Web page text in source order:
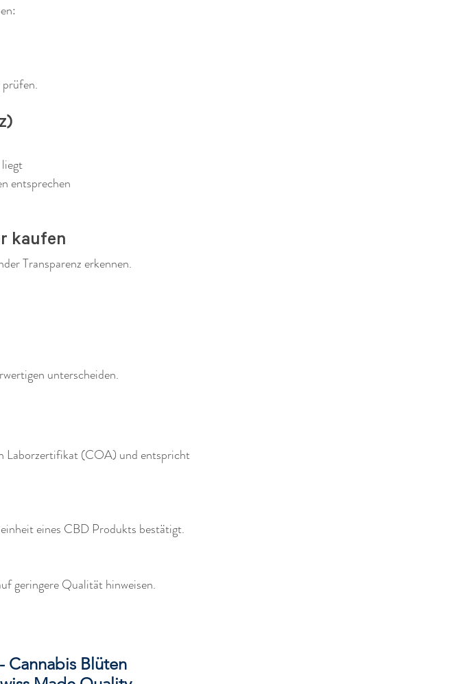
liegt
entsprechen
kaufen
Transparenz erkennen.
unterscheiden.
Laborzertifikat (COA) und entspricht
eines CBD Produkts bestätigt.
geringere Qualität hinweisen.
Cannabis Blüten